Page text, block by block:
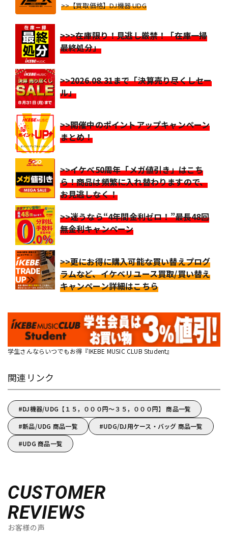
>>【買取価格】DJ機器 UDG
>>>在庫限り！見逃し厳禁！「在庫一掃
最終処分」
>>2026.08.31まで「決算売り尽くしセー
ル」
>>開催中のポイントアップキャンペーン
まとめ！
>>イケベ50周年「メガ値引き」はこち
ら！商品は頻繁に入れ替わりますので、
お見逃しなく！
>>迷うなら“4年間金利ゼロ！”最長48回
無金利キャンペーン
>>更にお得に購入可能な買い替えプログ
ラムなど、イケベリユース買取/買い替え
キャンペーン詳細はこちら
学生さんならいつでもお得『IKEBE MUSIC CLUB Student』
関連リンク
DJ機器/UDG【１５，０００円～３５，０００円】 商品一覧
新品/UDG 商品一覧
UDG/DJ用ケース・バッグ 商品一覧
UDG 商品一覧
CUSTOMER
REVIEWS
お客様の声